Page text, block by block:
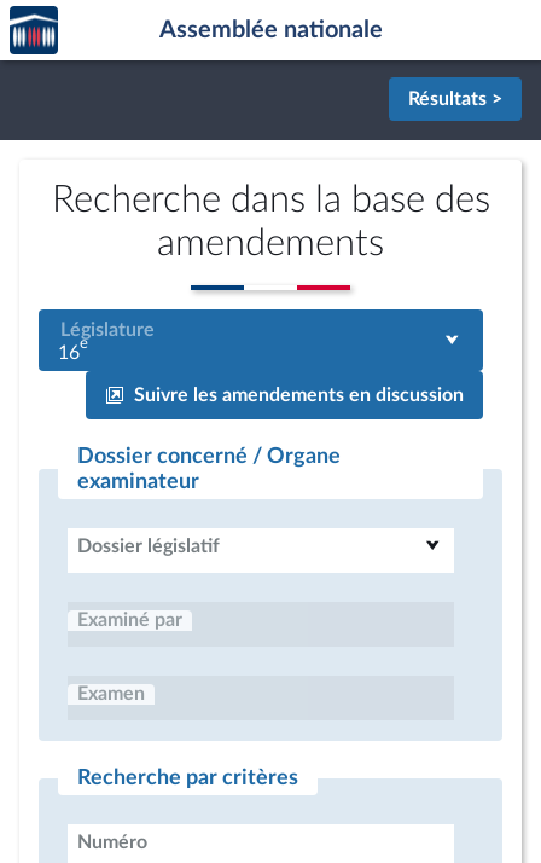
Aller au contenu
Aller en bas de la page
Accèder
à la
page
Assemblée nationale
Résultats >
Recherche dans la base des
amendements
Législature
16e
Suivre les amendements en discussion
Dossier concerné / Organe
examinateur
Dossier législatif
Examiné par
Examen
Recherche par critères
Numéro